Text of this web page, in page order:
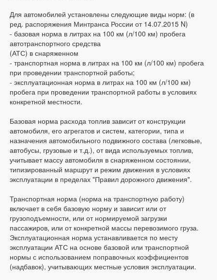
Для автомобилей установлены следующие виды норм: (в
ред. распоряжения Минтранса России от 14.07.2015 N)
- базовая норма в литрах на 100 км (л/100 км) пробега
автотранспортного средства
(АТС) в снаряженном
- транспортная норма в литрах на 100 км (л/100 км) пробега
при проведении транспортной работы;
- эксплуатационная норма в литрах на 100 км (л/100 км)
пробега при проведении транспортной работы в условиях
конкретной местности.
Базовая норма расхода топлив зависит от конструкции
автомобиля, его агрегатов и систем, категории, типа и
назначения автомобильного подвижного состава (легковые,
автобусы, грузовые и т.д.), от вида используемых топлив,
учитывает массу автомобиля в снаряженном состоянии,
типизированный маршрут и режим движения в условиях
эксплуатации в пределах "Правил дорожного движения".
Транспортная норма (норма на транспортную работу)
включает в себя базовую норму и зависит или от
грузоподъемности, или от нормируемой загрузки
пассажиров, или от конкретной массы перевозимого груза.
Эксплуатационная норма устанавливается по месту
эксплуатации АТС на основе базовой или транспортной
нормы с использованием поправочных коэффициентов
(надбавок), учитывающих местные условия эксплуатации.